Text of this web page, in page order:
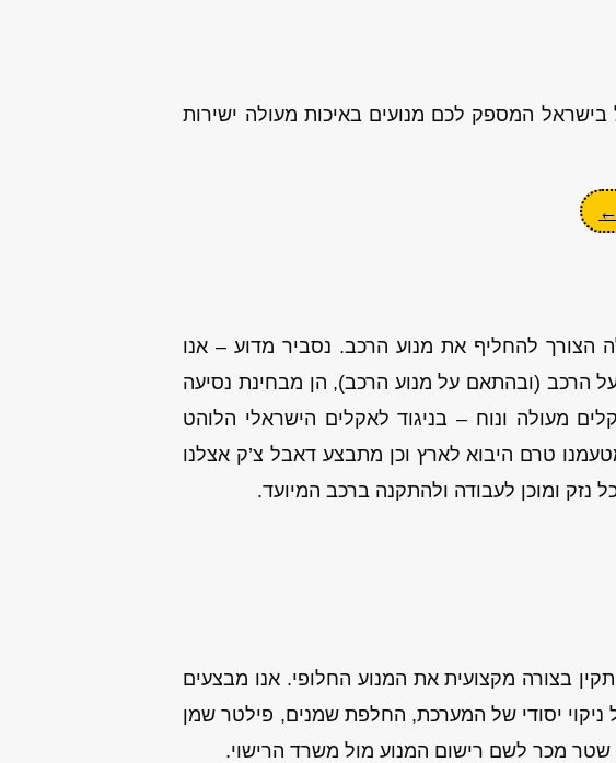
בישראל המספק לכם מנועים באיכות מעולה ישירות
להחליף את מנוע הרכב. נסביר מדוע – אנו
הרכב (ובהתאם על מנוע הרכב), הן מבחינת נסיעה
מעולה ונוח – בניגוד לאקלים הישראלי הלוהט
טרם היבוא לארץ וכן מתבצע דאבל צ’ק אצלנו
ומוכן לעבודה ולהתקנה ברכב המיועד.
בצורה מקצועית את המנוע החלופי. אנו מבצעים
ניקוי יסודי של המערכת, החלפת שמנים, פילטר שמן
שטר מכר לשם רישום המנוע מול משרד הרישוי.